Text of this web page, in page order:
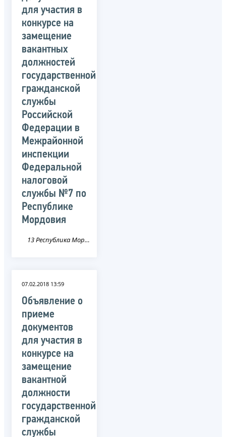
для участия в
конкурсе на
замещение
вакантных
должностей
государственной
гражданской
службы
Российской
Федерации в
Межрайонной
инспекции
Федеральной
налоговой
службы №7 по
Республике
Мордовия
13 Республика Мордовия
07.02.2018 13:59
Объявление о
приеме
документов
для участия в
конкурсе на
замещение
вакантной
должности
государственной
гражданской
службы